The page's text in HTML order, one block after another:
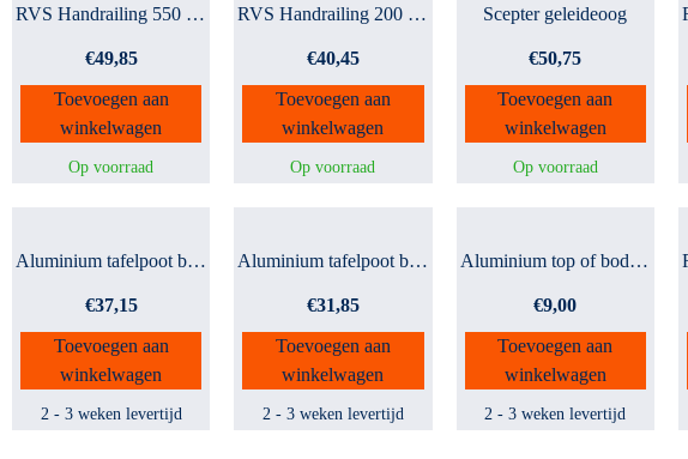
Op voorraad
RVS Handrailing 550 mm
€49,85
Toevoegen aan
winkelwagen
Op voorraad
RVS Handrailing 200 mm
€40,45
Toevoegen aan
winkelwagen
Op voorraad
Scepter geleideoog
€50,75
Toevoegen aan
winkelwagen
2 - 3 weken levertijd
Aluminium tafelpoot buis...
€37,15
Toevoegen aan
winkelwagen
2 - 3 weken levertijd
Aluminium tafelpoot buis...
€31,85
Toevoegen aan
winkelwagen
2 - 3 weken levertijd
Aluminium top of bodempla...
€9,00
Toevoegen aan
winkelwagen